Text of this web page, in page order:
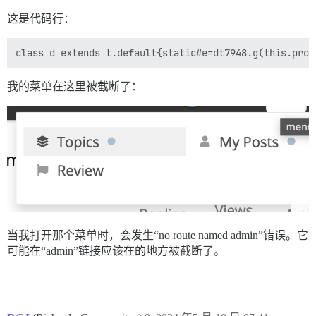
这是代码行：
我的菜单在这里被截断了：
当我打开那个菜单时，会发生“no route named admin”错误。它
可能在“admin”链接应该在的地方被截断了。